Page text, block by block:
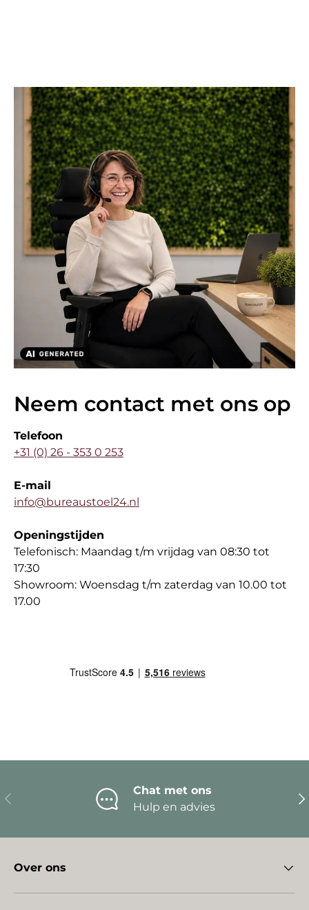
Neem contact met ons op
Telefoon
+31 (0) 26 - 353 0 253
E-mail
info@bureaustoel24.nl
Openingstijden
Telefonisch: Maandag t/m vrijdag van 08:30 tot
17:30
Showroom: Woensdag t/m zaterdag van 10.00 tot
17.00
Vorige
Chat met ons
Hulp en advies
Over ons